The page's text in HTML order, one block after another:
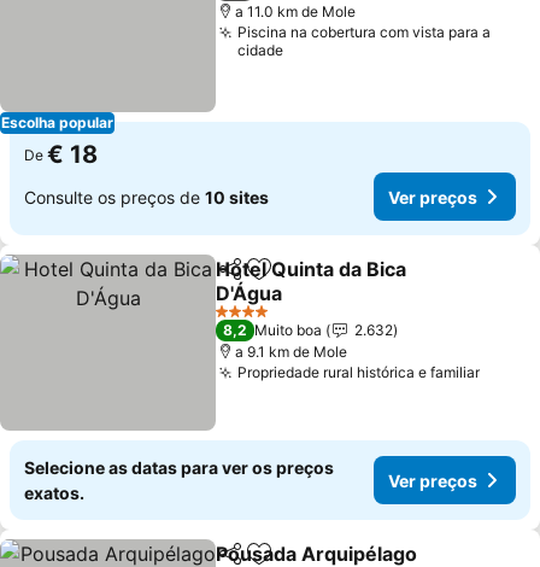
Escolha popular
a 11.0 km de Mole
Piscina na cobertura com vista para a
cidade
De € 18
Consulte os preços de 10 sites Ver preços
PartilharAdicionar aos favoritos
Hotel Quinta da Bica
D'Água
Ver preços
4 Estrelas
8,2 Muito boa
2.632
a 9.1 km de Mole
Propriedade rural histórica e familiarVer
Selecione as datas para ver os preços
exatos.
Ver preços
Pousada Arquipélago